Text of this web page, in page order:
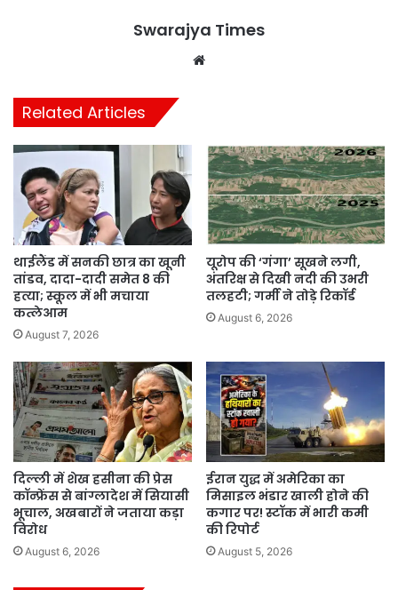
Swarajya Times
Related Articles
थाईलैंड में सनकी छात्र का खूनी
तांडव, दादा-दादी समेत 8 की
हत्या; स्कूल में भी मचाया
कत्लेआम
August 7, 2026
यूरोप की ‘गंगा’ सूखने लगी,
अंतरिक्ष से दिखी नदी की उभरी
तलहटी; गर्मी ने तोड़े रिकॉर्ड
August 6, 2026
दिल्ली में शेख हसीना की प्रेस
कॉन्फ्रेंस से बांग्लादेश में सियासी
भूचाल, अखबारों ने जताया कड़ा
विरोध
August 6, 2026
ईरान युद्ध में अमेरिका का
मिसाइल भंडार खाली होने की
कगार पर! स्टॉक में भारी कमी
की रिपोर्ट
August 5, 2026